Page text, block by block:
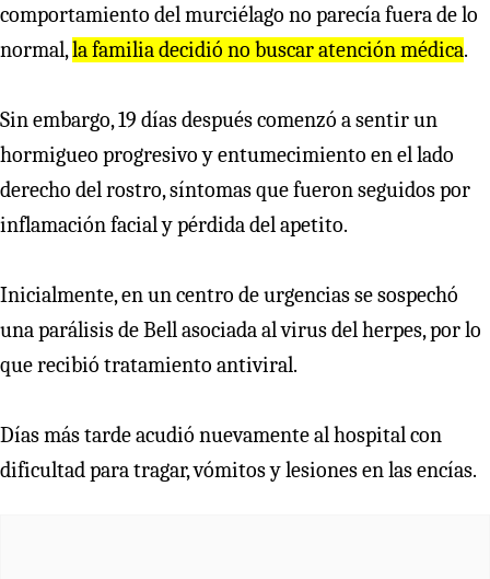
comportamiento del murciélago no parecía fuera de lo
normal,la familia decidió no buscar atención médica.
Sin embargo, 19 días después comenzó a sentir un
hormigueo progresivo y entumecimiento en el lado
derecho del rostro, síntomas que fueron seguidos por
inflamación facial y pérdida del apetito.
Inicialmente, en un centro de urgencias se sospechó
una parálisis de Bell asociada al virus del herpes, por lo
que recibió tratamiento antiviral.
Días más tarde acudió nuevamente al hospital con
dificultad para tragar, vómitos y lesiones en las encías.